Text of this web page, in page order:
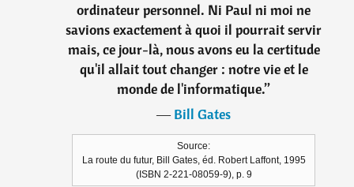
ordinateur personnel. Ni Paul ni moi ne
savions exactement à quoi il pourrait servir
mais, ce jour-là, nous avons eu la certitude
qu'il allait tout changer : notre vie et le
monde de l'informatique.”
―Bill Gates
Source:
La route du futur, Bill Gates, éd. Robert Laffont, 1995
(ISBN 2-221-08059-9), p. 9